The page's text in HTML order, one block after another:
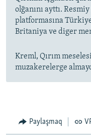
olğanını ayttı.
platformasına
Britaniya ve diger
Kreml, Qırım
muzakerelerge
Paylaşmaq